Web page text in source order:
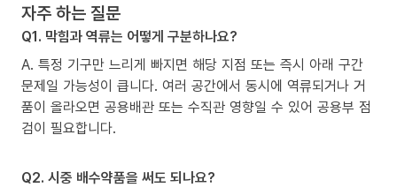
자주 하는 질문
Q1. 막힘과 역류는 어떻게 구분하나요?
A. 특정 기구만 느리게 빠지면 해당 지점 또는 즉시 아래 구간
문제일 가능성이 큽니다. 여러 공간에서 동시에 역류되거나 거
품이 올라오면 공용배관 또는 수직관 영향일 수 있어 공용부 점
검이 필요합니다.
Q2. 시중 배수약품을 써도 되나요?